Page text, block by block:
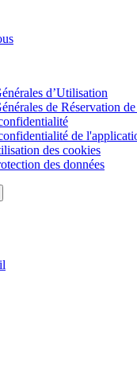
d’Utilisation
de Réservation
de
des cookies
des données